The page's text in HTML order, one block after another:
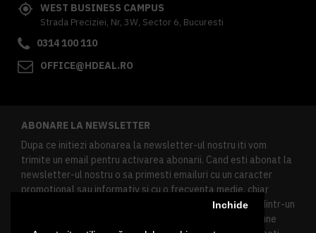
Inchide
WEST BUSINESS CAMPUS
Strada Preciziei, Nr, 3W, Sector 6, Bucuresti
0314 100 110
OFFICE@HDEAL.RO
ABONARE LA NEWSLETTER
Dupa ce initiezi abonarea la newsletter-ul nostru iti vom
trimite un email pentru activarea abonarii. Cand esti abonat la
newsletter-ul nostru o sa primesti emailuri cu un caracter
promotional sau informativ si cu o frecventa medie, chiar
redusa. Daca doresti sa te dezabonezi poti urma linkul dintr-un
newsletter primit, daca esti client inregistrat ai o sectiune